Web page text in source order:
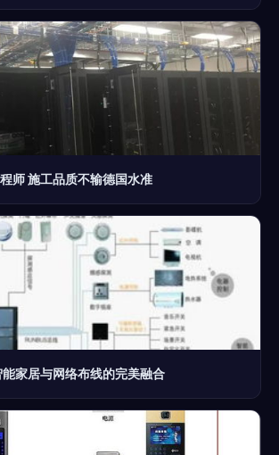
师 施工品质不输德国水准
家居与网络布线的完美融合